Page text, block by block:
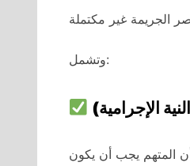
وتشمل:
الإجرامية)
المتهم يجب أن يكون